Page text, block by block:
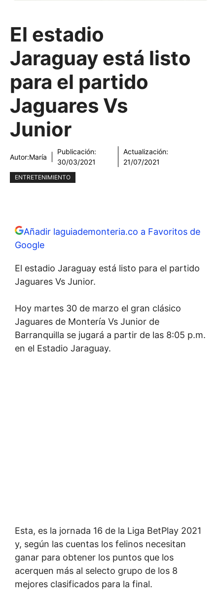
El estadio
Jaraguay está listo
para el partido
Jaguares Vs
Junior
Autor:María
Publicación:
30/03/2021
Actualización:
21/07/2021
ENTRETENIMIENTO
Añadir laguiademonteria.co a Favoritos de
Google
El estadio Jaraguay está listo para el partido
Jaguares Vs Junior.
Hoy martes 30 de marzo el gran clásico
Jaguares de Montería Vs Junior de
Barranquilla se jugará a partir de las 8:05 p.m.
en el Estadio Jaraguay.
Esta, es la jornada 16 de la Liga BetPlay 2021
y, según las cuentas los felinos necesitan
ganar para obtener los puntos que los
acerquen más al selecto grupo de los 8
mejores clasificados para la final.